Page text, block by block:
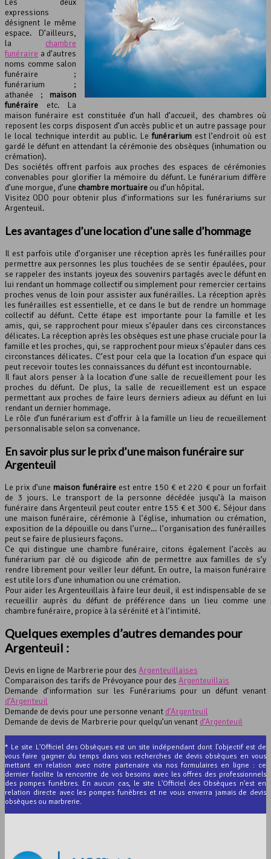
expressions
désignent le même
espace. D’ailleurs,
la chambre
funéraire a d’autres
noms comme salon
funéraire ;
funérarium ;
athanée ; maison
funéraire etc. La
maison funéraire est constituée d’un hall d’accueil, des chambres où
reposent les corps disposent d’un accès public et un autre passage pour
le local technique interdit au public. Lefunérarium est l’endroit où est
gardé le défunt en attendant la cérémonie des obsèques (inhumation ou
crémation).
Des sociétés offrent parfois aux proches des espaces de cérémonies
convenables pour glorifier la mémoire du défunt. Le funérarium diffère
d’une morgue, d’une chambre mortuaire ou d’un hôpital.
Visitez ODO pour obtenir plus d’informations sur les funérariums sur
Argenteuil.
Les avantages d’une location d’une salle d’hommage
Il est parfois utile d’organiser une réception après les funérailles pour
permettre aux personnes les plus touchées de se sentir épaulées, pour
se rappeler des instants joyeux des souvenirs partagés avec le défunt en
lui rendant un hommage collectif ou simplement pour remercier certains
proches venus de loin pour assister aux funérailles. La réception après
les funérailles est essentielle, et ce dans le but de rendre un hommage
collectif au défunt. Cette étape est importante pour la famille et les
amis, qui, se rapprochent pour mieux s’épauler dans ces circonstances
délicates. La réception après les obsèques est une phase cruciale pour la
famille et les proches, qui, se rapprochent pour mieux s’épauler dans ces
circonstances délicates. C’est pour cela que la location d’un espace qui
peut recevoir toutes les connaissances du défunt est incontournable.
Il faut alors penser à la location d’une salle de recueillement pour les
proches du défunt. De plus, la salle de recueillement est un espace
permettant aux proches de faire leurs derniers adieux au défunt en lui
rendant un dernier hommage.
Le rôle d’un funérarium est d’offrir à la famille un lieu de recueillement
personnalisable selon sa convenance.
En savoir plus sur le prix d’une maison funéraire sur
Argenteuil
Le prix d’une maison funéraireest entre 150 € et 220 € pour un forfait
de 3 jours. Le transport de la personne décédée jusqu’à la maison
funéraire dans Argenteuil peut couter entre 155 € et 300 €. Séjour dans
une maison funéraire, cérémonie à l’église, inhumation ou crémation,
exposition de la dépouille ou dans l’urne… l’organisation des funérailles
peut se faire de plusieurs façons.
Ce qui distingue une chambre funéraire, citons également l’accès au
funérarium par clé ou digicode afin de permettre aux familles de s’y
rendre librement pour veiller leur défunt. En outre, la maison funéraire
est utile lors d’une inhumation ou une crémation.
Pour aider les Argenteuillais à faire leur deuil, il est indispensable de se
recueillir auprès du défunt de préférence dans un lieu comme une
chambre funéraire, propice à la sérénité et à l’intimité.
Quelques exemples d’autres demandes pour
Argenteuil :
Devis en ligne de Marbrerie pour des Argenteuillaises
Comparaison des tarifs de Prévoyance pour des Argenteuillais
Demande d’information sur les Funérariums pour un défunt venant
d’Argenteuil
Demande de devis pour une personne venant d’Argenteuil
Demande de devis de Marbrerie pour quelqu’un venant d’Argenteuil
* Le site L'Officiel des Obsèques est un site indépendant dont l'objectif est de
vous faire gagner du temps dans vos recherches de devis obsèques en vous
mettant en relation avec notre partenaire via nos formulaires en ligne : ce
dernier facilite la rencontre de vos besoins avec les offres des professionnels
des pompes funèbres. En aucun cas, le site L'Officiel des Obsèques n'est en
relation directe avec les pompes funèbres et ne vous enverra jamais de devis
obsèques ou marbrerie.